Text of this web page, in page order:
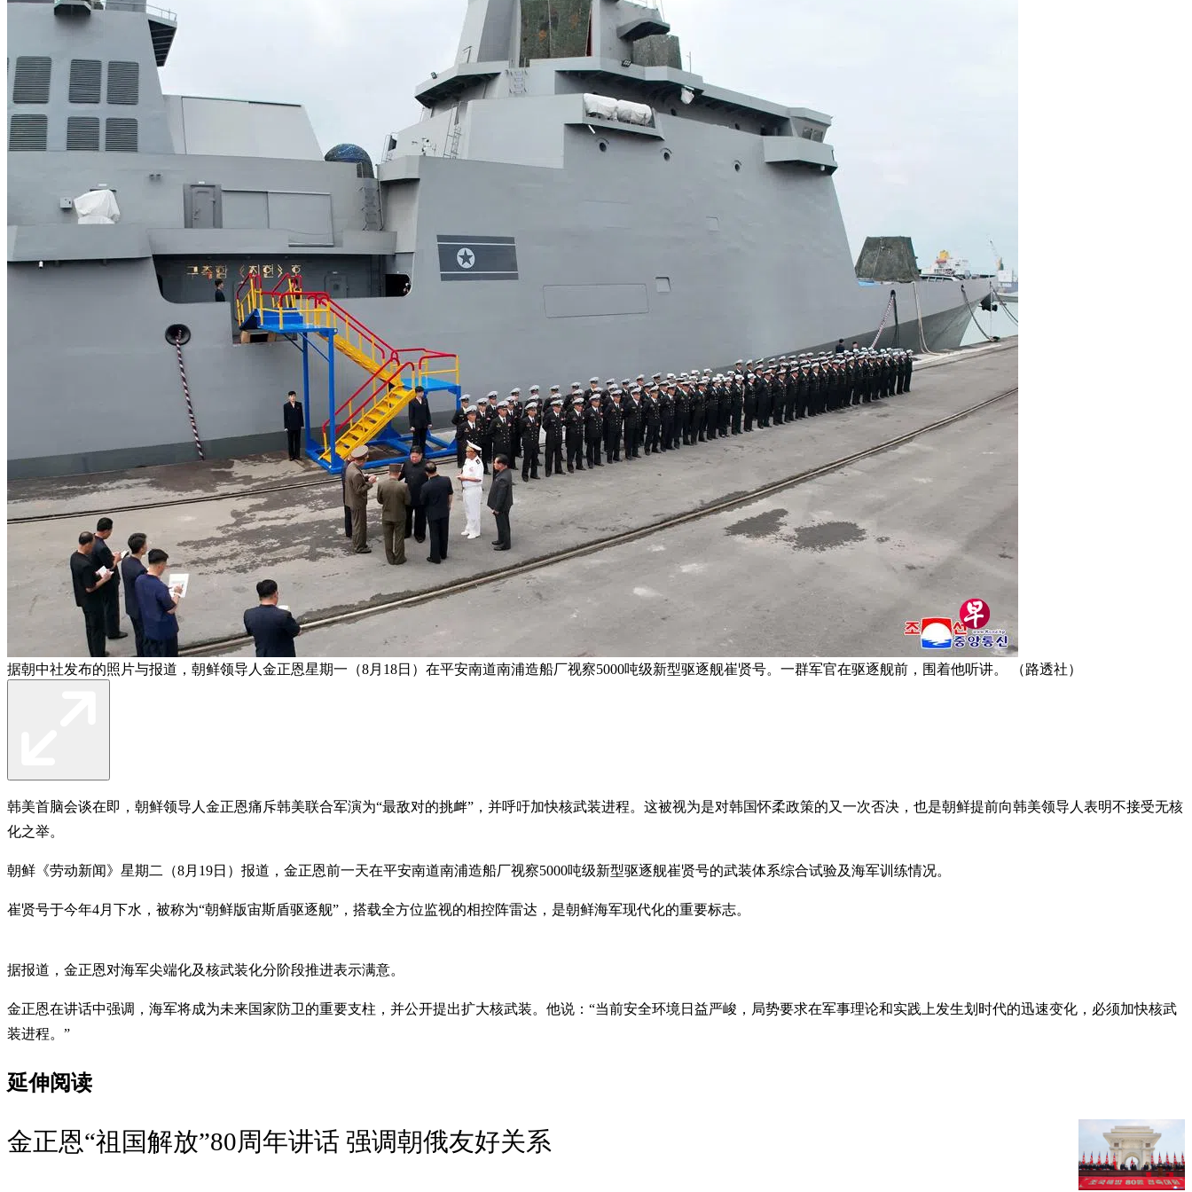
据朝中社发布的照片与报道，朝鲜领导人金正恩星期一（8月18日）在平安南道南浦造船厂视察5000吨级新型驱逐舰崔贤号。一群军官在驱逐舰前，围着他听讲。 （路透社）
韩美首脑会谈在即，朝鲜领导人金正恩痛斥韩美联合军演为“最敌对的挑衅”，并呼吁加快核武装进程。这被视为是对韩国怀柔政策的又一次否决，也是朝鲜提前向韩美领导人表明不接受无核
化之举。
朝鲜《劳动新闻》星期二（8月19日）报道，金正恩前一天在平安南道南浦造船厂视察5000吨级新型驱逐舰崔贤号的武装体系综合试验及海军训练情况。
崔贤号于今年4月下水，被称为“朝鲜版宙斯盾驱逐舰”，搭载全方位监视的相控阵雷达，是朝鲜海军现代化的重要标志。
据报道，金正恩对海军尖端化及核武装化分阶段推进表示满意。
金正恩在讲话中强调，海军将成为未来国家防卫的重要支柱，并公开提出扩大核武装。他说：“当前安全环境日益严峻，局势要求在军事理论和实践上发生划时代的迅速变化，必须加快核武
装进程。”
延伸阅读
金正恩“祖国解放”80周年讲话 强调朝俄友好关系